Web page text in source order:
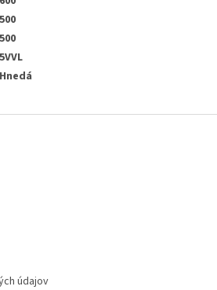
500
500
5VVL
Hnedá
údajov